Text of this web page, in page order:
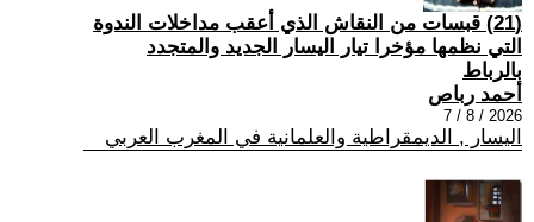
(21) قبسات من النقاش الذي أعقب مداخلات الندوة
التي نظمها مؤخرا تيار اليسار الجديد والمتجدد
بالرباط
أحمد رباص
2026 / 8 / 7
اليسار , الديمقراطية والعلمانية في المغرب العربي